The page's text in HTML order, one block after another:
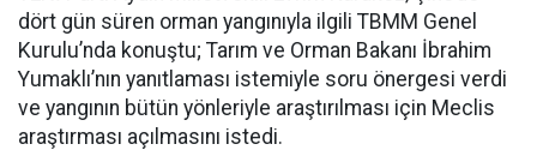
dört gün süren orman yangınıyla ilgili TBMM Genel
Kurulu’nda konuştu; Tarım ve Orman Bakanı İbrahim
Yumaklı’nın yanıtlaması istemiyle soru önergesi verdi
ve yangının bütün yönleriyle araştırılması için Meclis
araştırması açılmasını istedi.